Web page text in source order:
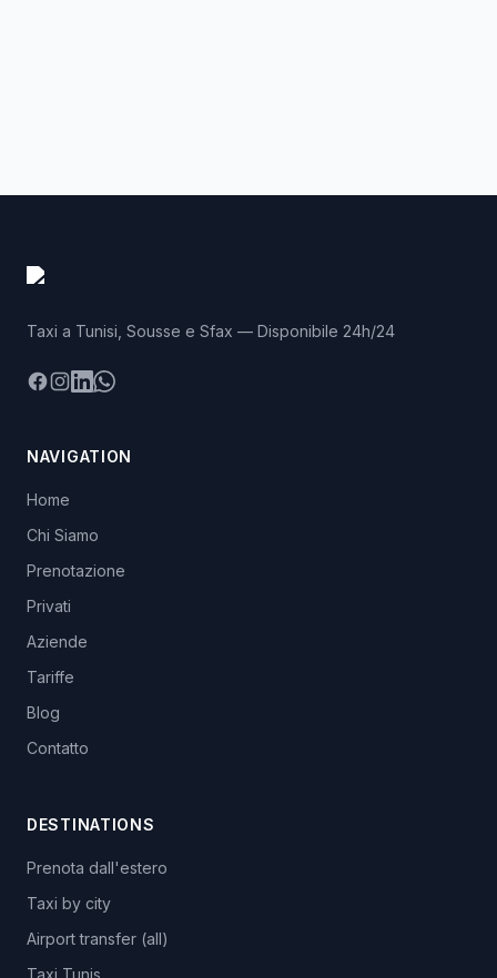
Taxi a Tunisi, Sousse e Sfax — Disponibile 24h/24
Facebook
Instagram
LinkedIn
WhatsApp
NAVIGATION
Home
Chi Siamo
Prenotazione
Privati
Aziende
Tariffe
Blog
Contatto
DESTINATIONS
Prenota dall'estero
Taxi by city
Airport transfer (all)
Taxi Tunis